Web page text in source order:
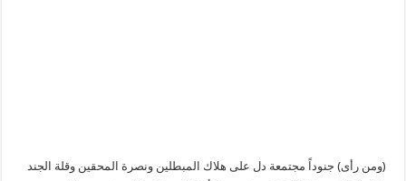
(ومن رأى) جنوداً مجتمعة دل على هلاك المبطلين ونصرة المحقين وقلة الجند